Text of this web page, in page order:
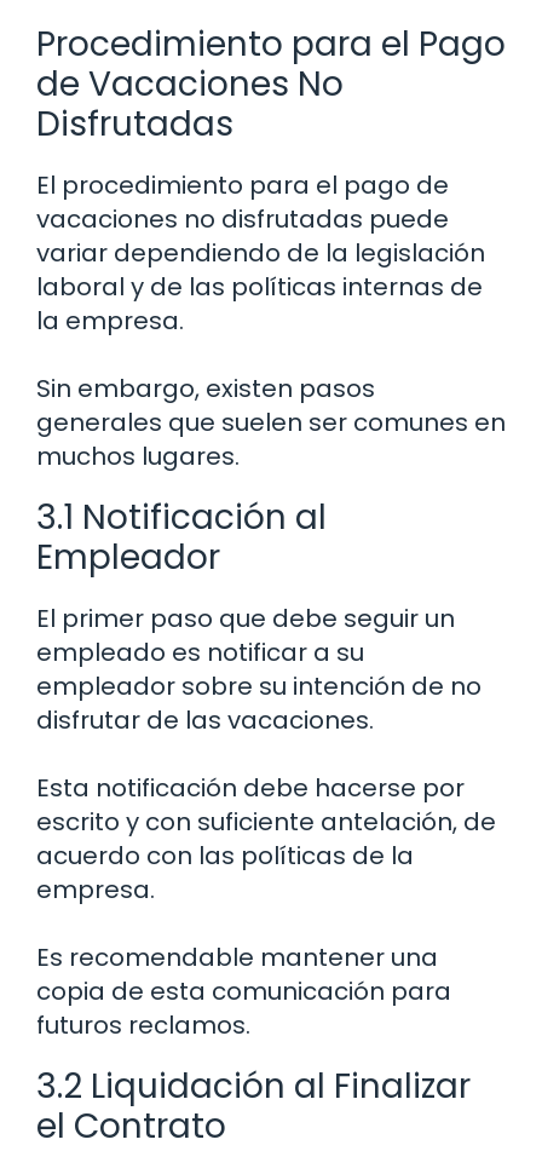
Procedimiento para el Pago
de Vacaciones No
Disfrutadas
El procedimiento para el pago de
vacaciones no disfrutadas puede
variar dependiendo de la legislación
laboral y de las políticas internas de
la empresa.
Sin embargo, existen pasos
generales que suelen ser comunes en
muchos lugares.
3.1 Notificación al
Empleador
El primer paso que debe seguir un
empleado es notificar a su
empleador sobre su intención de no
disfrutar de las vacaciones.
Esta notificación debe hacerse por
escrito y con suficiente antelación, de
acuerdo con las políticas de la
empresa.
Es recomendable mantener una
copia de esta comunicación para
futuros reclamos.
3.2 Liquidación al Finalizar
el Contrato